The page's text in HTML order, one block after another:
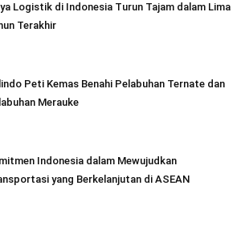
Logistik di Indonesia Turun Tajam dalam Lima
Terakhir
Peti Kemas Benahi Pelabuhan Ternate dan
Merauke
Indonesia dalam Mewujudkan
yang Berkelanjutan di ASEAN